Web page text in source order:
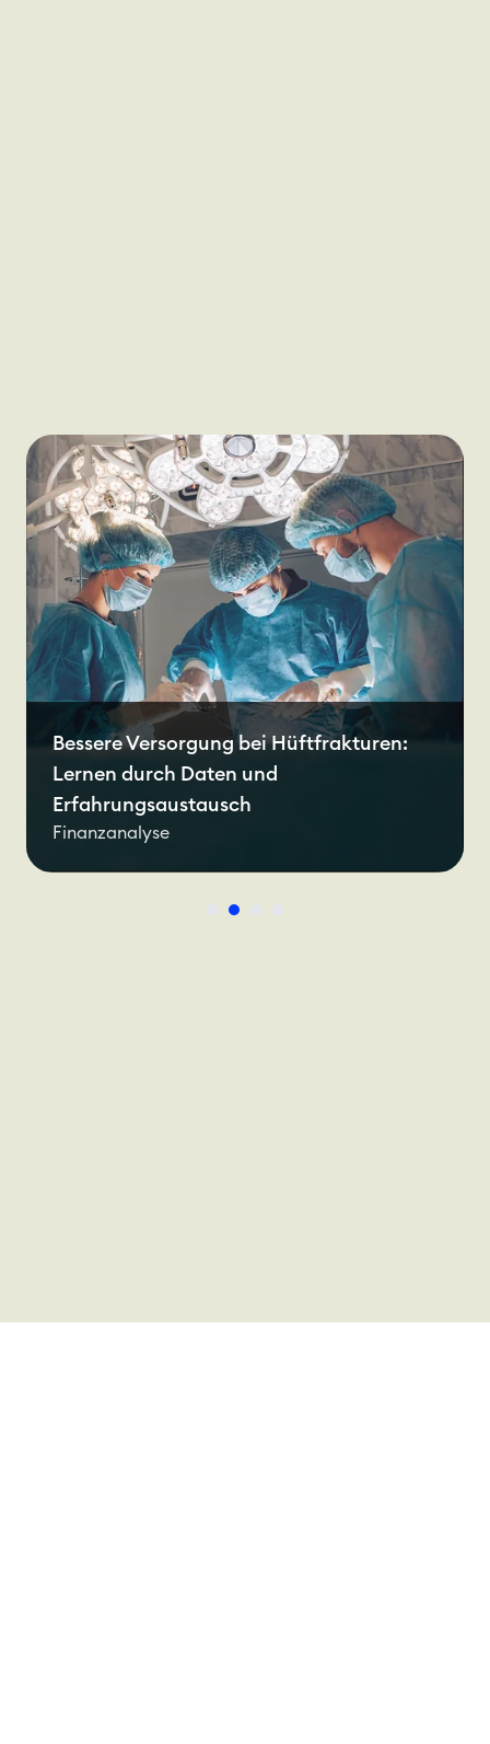
Bessere Versorgung bei Hüftfrakturen:
Lernen durch Daten und
Erfahrungsaustausch
Finanzanalyse